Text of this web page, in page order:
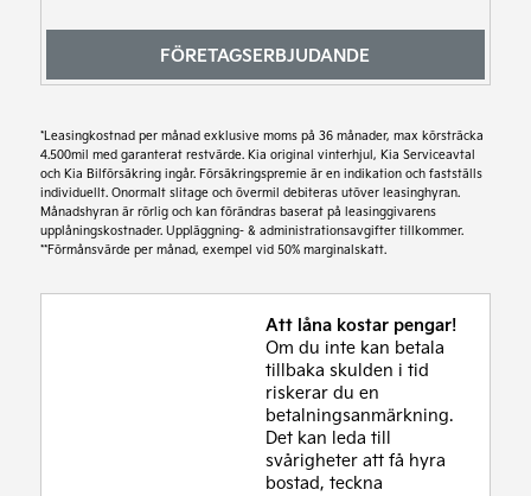
Företagsleasing*
Företagskampanj 593.308 kr
Läs mer
*Kia Företagsleasing exkl. moms 36 månader, 20% första förhöjd
hyra, restvärde beroende på modell. Uppläggning- & aviavgifter
framtida justeringar i leasegivarens upplåningskostnader.
**Förmånsvärde per månad, exempel vid 50% marginalskatt.
FÖRETAGSERBJUDANDE
*Leasingkostnad per månad exklusive moms på 36 månader, max körsträcka
4.500mil med garanterat restvärde. Kia original vinterhjul, Kia Serviceavtal
och Kia Bilförsäkring ingår. Försäkringspremie är en indikation och fastställs
individuellt. Onormalt slitage och övermil debiteras utöver leasinghyran.
Månadshyran är rörlig och kan förändras baserat på leasinggivarens
upplåningskostnader. Uppläggning- & administrationsavgifter tillkommer.
**Förmånsvärde per månad, exempel vid 50% marginalskatt.
Att låna kostar pengar!
Om du inte kan betala
tillbaka skulden i tid
riskerar du en
betalningsanmärkning.
Det kan leda till
svårigheter att få hyra
bostad, teckna